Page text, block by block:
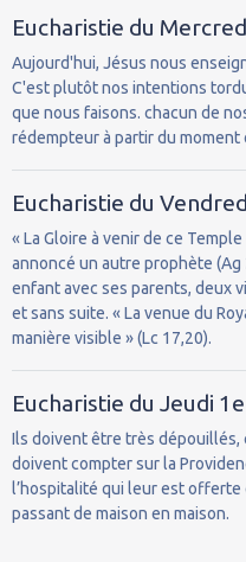
Eucharistie du
Aujourd'hui, Jésus nous
C'est plutôt nos intentions
que nous faisons. chacun de
rédempteur à partir du moment
Eucharistie du
« La Gloire à venir de ce
annoncé un autre prophète
enfant avec ses parents, deux
et sans suite. « La venue du
manière visible » (Lc 17,20).
Eucharistie du Jeudi
Ils doivent être très dépouillés,
doivent compter sur la
l’hospitalité qui leur est offerte
passant de maison en maison.